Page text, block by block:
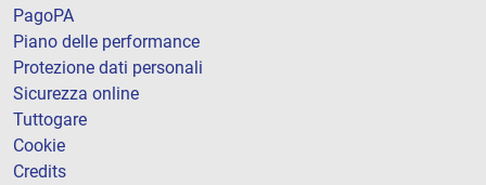
PagoPA
Piano delle performance
Protezione dati personali
Sicurezza online
Tuttogare
Cookie
Credits